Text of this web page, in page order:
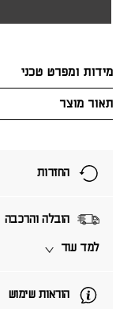
תאור מוצר
מידות ומפרט טכני
הוראות שימוש
הובלה והרכבה
למד עוד
החזרות